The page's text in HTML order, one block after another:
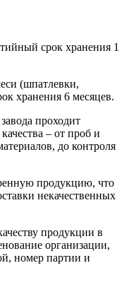
срок хранения 1
(шпатлевки,
хранения 6 месяцев.
проходит
– от проб и
до контроля
продукцию, что
некачественных
продукции в
организации,
номер партии и